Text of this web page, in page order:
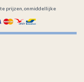
prijzen, onmiddellijke